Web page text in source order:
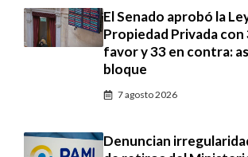
El Senado aprobó la
Propiedad Privada
favor y 33 en contra:
bloque
7 agosto 2026
Denuncian